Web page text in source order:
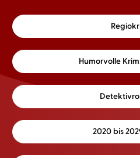
Humorvolle
2020 bis